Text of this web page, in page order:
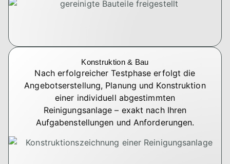
Konstruktion & Bau
Nach erfolgreicher Testphase erfolgt die
Angebotserstellung, Planung und Konstruktion
einer individuell abgestimmten
Reinigungsanlage – exakt nach Ihren
Aufgabenstellungen und Anforderungen.